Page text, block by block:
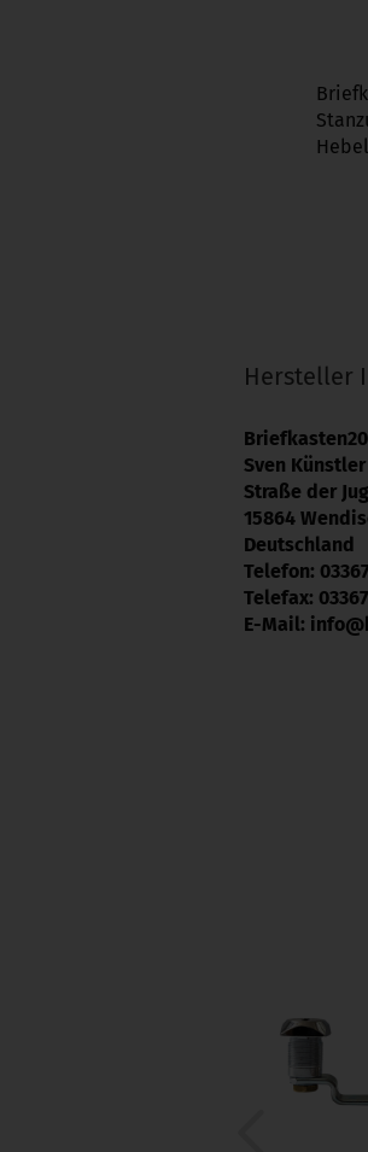
Hersteller
Sven Künstler
Straße der
15864
Deutschland
Telefon:
Telefax:
E-Mail: